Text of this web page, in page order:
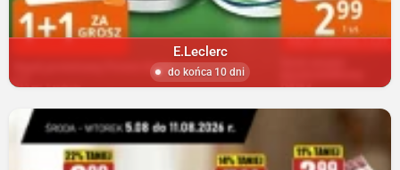
E.Leclerc
do końca 10 dni